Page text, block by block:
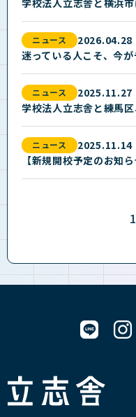
ニュース
2026.04.28
ニュース
2025.11.27
ニュース
2025.11.14
1
立志舎